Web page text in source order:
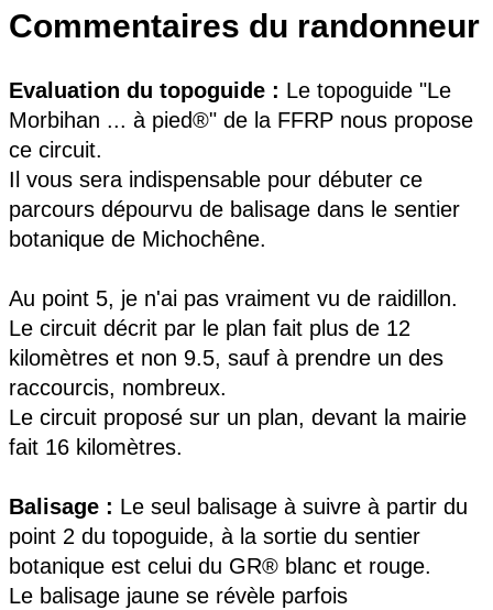
Commentaires du randonneur
Evaluation du topoguide : Le topoguide "Le
Morbihan ... à pied®" de la FFRP nous propose
ce circuit.
Il vous sera indispensable pour débuter ce
parcours dépourvu de balisage dans le sentier
botanique de Michochêne.
Au point 5, je n'ai pas vraiment vu de raidillon.
Le circuit décrit par le plan fait plus de 12
kilomètres et non 9.5, sauf à prendre un des
raccourcis, nombreux.
Le circuit proposé sur un plan, devant la mairie
fait 16 kilomètres.
Balisage : Le seul balisage à suivre à partir du
point 2 du topoguide, à la sortie du sentier
botanique est celui du GR® blanc et rouge.
Le balisage jaune se révèle parfois